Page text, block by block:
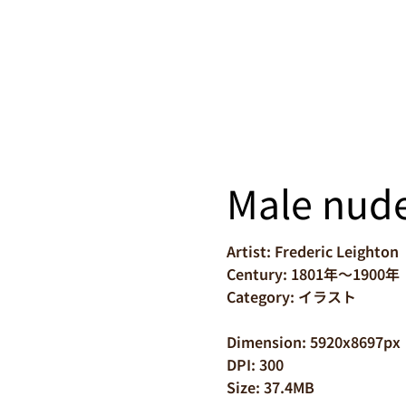
Male
Artist: Frederic Leighton
Century: 1801年～1900年
Category: イラスト
Dimension: 5920x8697px
DPI: 300
Size: 37.4MB